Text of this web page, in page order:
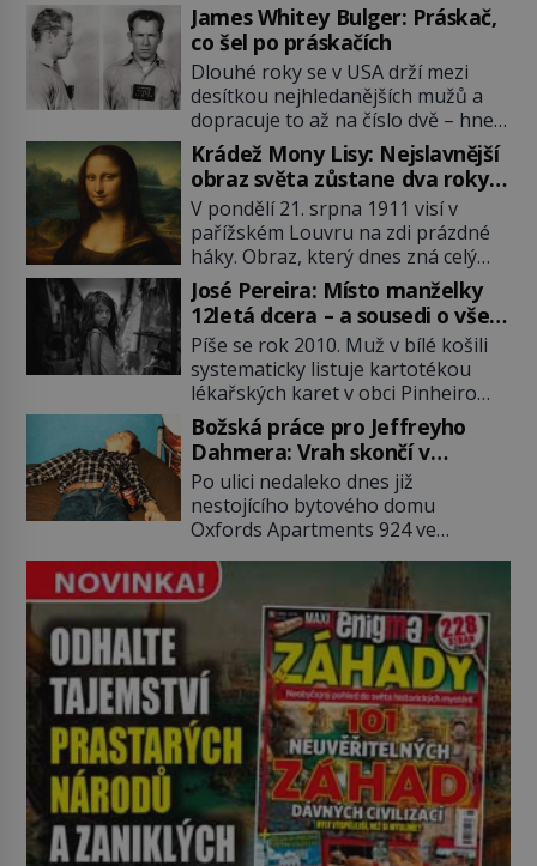
James Whitey Bulger: Práskač,
co šel po práskačích
Dlouhé roky se v USA drží mezi
desítkou nejhledanějších mužů a
dopracuje to až na číslo dvě – hned
po Usámovi bin Ládinovi (1957–
2011). To je James „Whitey“ Bulger
(1929–2018) viněný ze spoluúčasti
na 19 vraždách, vydírání a lichvy. A
samozřejmě, krom toho je ještě
drogový dealer, který neváhá
odstranit z cesty všechny práskače,
zatímco […]
Krádež Mony Lisy: Nejslavnější
obraz světa zůstane dva roky
nezvěstný
V pondělí 21. srpna 1911 visí v
pařížském Louvru na zdi prázdné
háky. Obraz, který dnes zná celý
svět, je pryč. Zpočátku si nikdo
nemyslí, že jde o krádež.
Zaměstnanci jsou přesvědčeni, že
Mona Lisa je jen v restaurátorské
dílně nebo u fotografa. Když se
ukáže pravda, propukne jeden z
největších honů na zloděje v […]
José Pereira: Místo manželky
12letá dcera – a sousedi o všem
vědí!
Píše se rok 2010. Muž v bílé košili
systematicky listuje kartotékou
lékařských karet v obci Pinheiro
ležící asi 20 kilometrů od farmy s
podivínským majitelem. Něco tu
nesedí. Ledaže… Ledaže by ta
mladá dívka z farmy byla ne
manželkou, ale dcerou – a všechny
ty děti byly zplozené v incestu. Na
sociálním odboru jednoho z […]
Božská práce pro Jeffreyho
Dahmera: Vrah skončí v
tratolišti krve ve vězeňských
umývárnách
Po ulici nedaleko dnes již
nestojícího bytového domu
Oxfords Apartments 924 ve
potácí zcela zmatený 14letý
Konerak Sinthasomphone. Když ho
zastaví policejní hlídka, ochable jí
nadiktuje adresu „jeho kamaráda“.
Strážníci ho dopraví zpět do
udaného bytu. Oním „kamarádem“
je ovšem jeden z nejslavnějších
vrahů, Jeffrey Dahmer (1960–1994).
Je 27. května 1991. […]